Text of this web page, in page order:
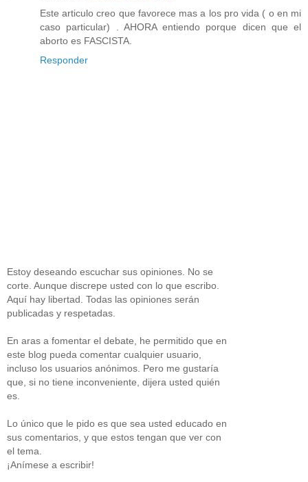
Este articulo creo que favorece mas a los pro vida ( o en mi
caso particular) . AHORA entiendo porque dicen que el
aborto es FASCISTA.
Responder
Estoy deseando escuchar sus opiniones. No se
corte. Aunque discrepe usted con lo que escribo.
Aquí hay libertad. Todas las opiniones serán
publicadas y respetadas.
En aras a fomentar el debate, he permitido que en
este blog pueda comentar cualquier usuario,
incluso los usuarios anónimos. Pero me gustaría
que, si no tiene inconveniente, dijera usted quién
es.
Lo único que le pido es que sea usted educado en
sus comentarios, y que estos tengan que ver con
el tema.
¡Anímese a escribir!